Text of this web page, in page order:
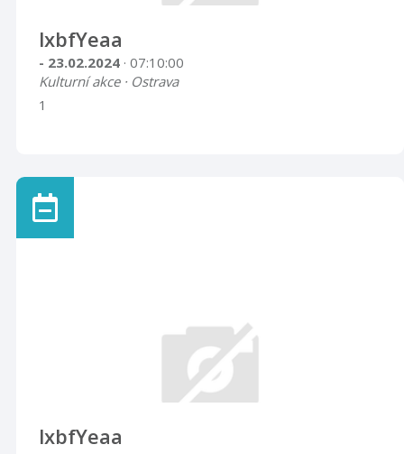
lxbfYeaa
- 23.02.2024 · 07:10:00
Kulturní akce · Ostrava
1
lxbfYeaa